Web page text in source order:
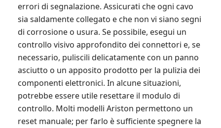
errori di segnalazione. Assicurati che ogni cavo
sia saldamente collegato e che non vi siano segni
di corrosione o usura. Se possibile, esegui un
controllo visivo approfondito dei connettori e, se
necessario, puliscili delicatamente con un panno
asciutto o un apposito prodotto per la pulizia dei
componenti elettronici. In alcune situazioni,
potrebbe essere utile resettare il modulo di
controllo. Molti modelli Ariston permettono un
reset manuale; per farlo è sufficiente spegnere la